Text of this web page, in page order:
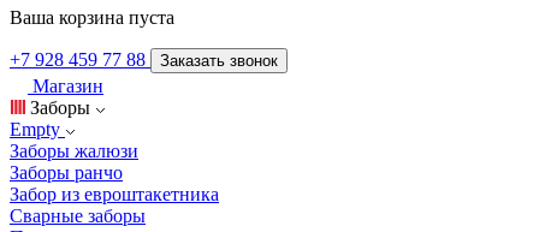
Ваша корзина пуста
+7 928 459 77 88 Заказать звонок
Магазин
Заборы
Empty
Заборы жалюзи
Заборы ранчо
Забор из евроштакетника
Сварные заборы